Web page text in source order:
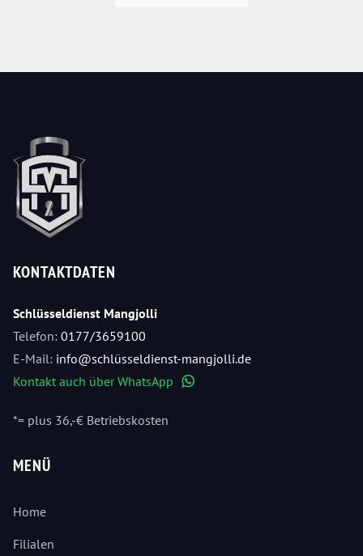
KONTAKTDATEN
Schlüsseldienst Mangjolli
Telefon: 0177/3659100
E-Mail: info@schlüsseldienst-mangjolli.de
Kontakt auch über WhatsApp
*= plus 36,-€ Betriebskosten
MENÜ
Home
Filialen